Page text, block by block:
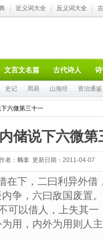
近义词大全 反义词大全
文言文名篇 古代诗人
史记 周易 山海经 资治通鉴
六微第三十一
储说下六微第
者：韩非 更新日期：2011-04-07
在下，二曰利异外借
争，六曰敌国废置
可以借人，上失其一
用，内外为用则人